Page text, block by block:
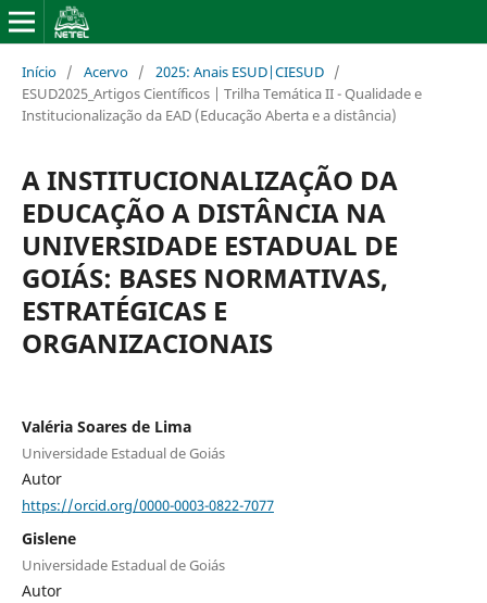
Início / Acervo / 2025: Anais ESUD|CIESUD /
ESUD2025_Artigos Científicos | Trilha Temática II - Qualidade e
Institucionalização da EAD (Educação Aberta e a distância)
A INSTITUCIONALIZAÇÃO DA
EDUCAÇÃO A DISTÂNCIA NA
UNIVERSIDADE ESTADUAL DE
GOIÁS: BASES NORMATIVAS,
ESTRATÉGICAS E
ORGANIZACIONAIS
Valéria Soares de Lima
Universidade Estadual de Goiás
Autor
https://orcid.org/0000-0003-0822-7077
Gislene
Universidade Estadual de Goiás
Autor